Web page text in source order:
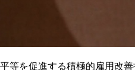
等を促進する積極的雇用改